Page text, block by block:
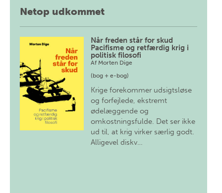
Netop udkommet
Når freden står for skud
Pacifisme og retfærdig krig i
politisk filosofi
Af Morten Dige
(bog + e-bog)
Krige forekommer udsigtsløse
og forfejlede, ekstremt
ødelæggende og
omkostningsfulde. Det ser ikke
ud til, at krig virker særlig godt.
Alligevel diskv…